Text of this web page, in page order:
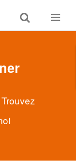
Toggle
search
Toggle